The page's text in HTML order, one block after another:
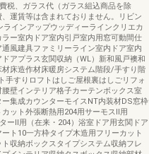
税、ガラス代（ガラス組込商品を除
、運賃等は含まれておりません。リビン
ラインアップウッディーラインクリエカ
ー室内ドア室内引戸室内用窓可動間仕
風建具ファミリーライン室内ドア室内
アプラス玄関収納（WL）新和風戸襖和
床造作材床暖房システム階段/手すり階
手すりロフトはしご屋根裏はしごリフォ
壁インテリア格子カーテンボックス室
集成カウンターモイスNT内装材DS窓枠
カット外張断熱用204用サーモスⅡ用
ーⅡ用（在来・204）浴室ドア用玄関ドア
ト10一方枠タイプ木造用フリーカット
収納ボックスタイプシステム収納フレ